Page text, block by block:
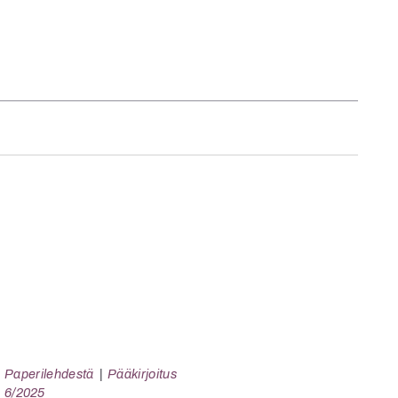
Paperilehdestä
Pääkirjoitus
6/2025